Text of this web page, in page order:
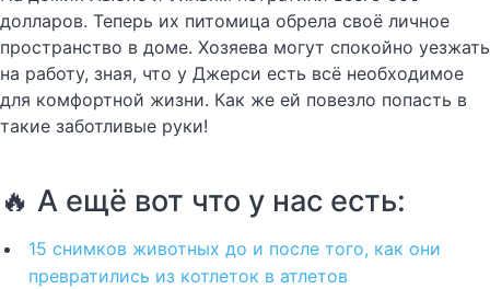
долларов. Теперь их питомица обрела своё личное
пространство в доме. Хозяева могут спокойно уезжать
на работу, зная, что у Джерси есть всё необходимое
для комфортной жизни. Как же ей повезло попасть в
такие заботливые руки!
🔥 А ещё вот что у нас есть:
15 снимков животных до и после того, как они
превратились из котлеток в атлетов